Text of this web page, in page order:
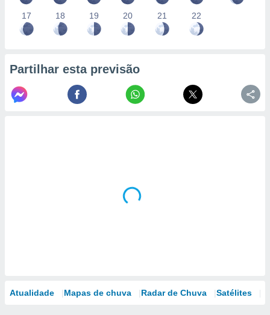
17 18 19 20 21 22
Partilhar esta previsão
Atualidade Mapas de chuva Radar de Chuva Satélites